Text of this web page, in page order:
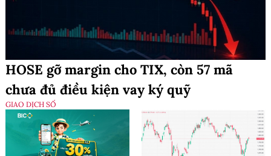
HOSE gỡ margin cho TIX, còn 57 mã
chưa đủ điều kiện vay ký quỹ
GIAO DỊCH SỐ